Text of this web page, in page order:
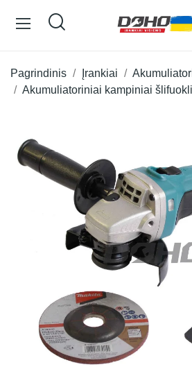
Pagrindinis Įrankiai
Akumuliatoriniai kampiniai